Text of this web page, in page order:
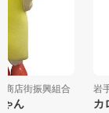
商店街振興組合
ゃん